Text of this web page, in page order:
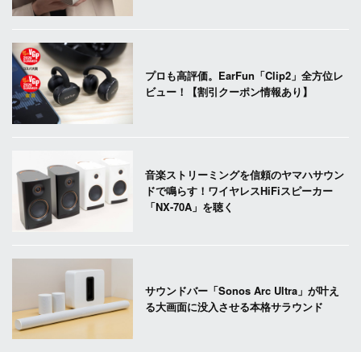
プロも高評価。EarFun「Clip2」全方位レ
ビュー！【割引クーポン情報あり】
音楽ストリーミングを信頼のヤマハサウン
ドで鳴らす！ワイヤレスHiFiスピーカー
「NX-70A」を聴く
サウンドバー「Sonos Arc Ultra」が叶え
る大画面に没入させる本格サラウンド